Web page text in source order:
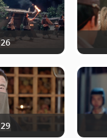
26
29